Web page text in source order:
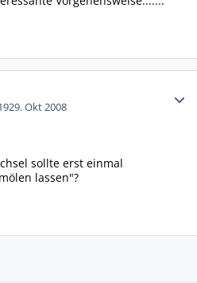
29. Okt 2008
sollte erst einmal
lassen"?